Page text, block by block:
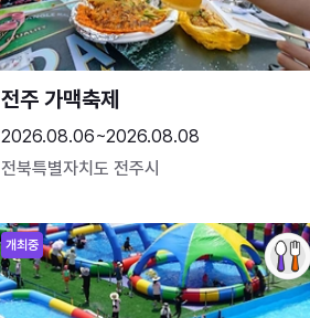
전주 가맥축제
2026.08.06~2026.08.08
전북특별자치도 전주시
개최중